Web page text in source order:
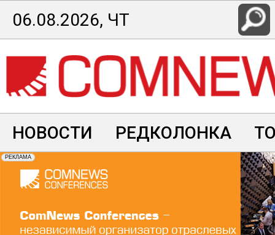
Перейти
к
основному
содержанию
06.08.2026, ЧТ
НОВОСТИ РЕДКОЛОНКА